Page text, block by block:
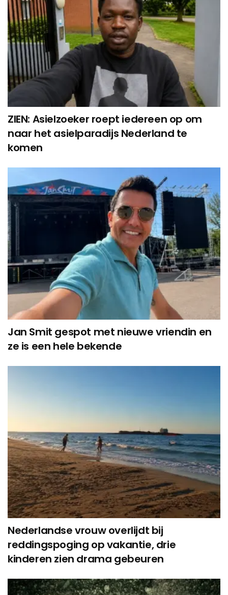
ZIEN: Asielzoeker roept iedereen op om
naar het asielparadijs Nederland te
komen
Jan Smit gespot met nieuwe vriendin en
ze is een hele bekende
Nederlandse vrouw overlijdt bij
reddingspoging op vakantie, drie
kinderen zien drama gebeuren